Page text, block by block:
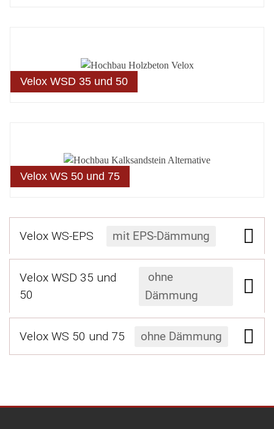
Velox WSD 35 und 50
Velox WS 50 und 75
Velox WS-EPS mit EPS-Dämmung
Velox WSD 35 und
50
ohne
Dämmung
Velox WS 50 und 75 ohne Dämmung